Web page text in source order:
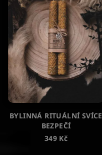
BYLINNÁ RITUÁLNÍ SVÍCE
BEZPEČÍ
349 Kč